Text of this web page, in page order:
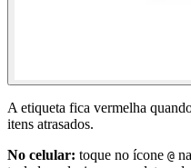
A etiqueta fica vermelha
itens atrasados.
No celular: toque no ícone @